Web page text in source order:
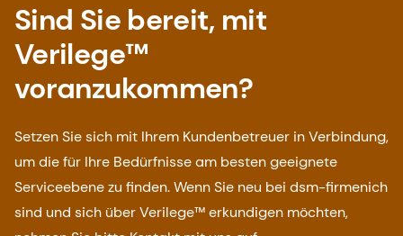
Sind Sie bereit, mit
Verilege™
voranzukommen?
Setzen Sie sich mit Ihrem Kundenbetreuer in Verbindung,
um die für Ihre Bedürfnisse am besten geeignete
Serviceebene zu finden. Wenn Sie neu bei dsm-firmenich
sind und sich über Verilege™ erkundigen möchten,